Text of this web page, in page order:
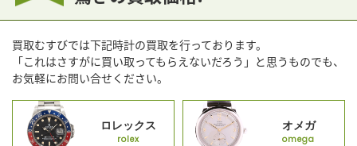
買取むすびでは下記時計の買取を行っております。
「これはさすがに買い取ってもらえないだろう」と思うものでも、
お気軽にお問い合せください。
ロレックス
rolex
オメガ
omega